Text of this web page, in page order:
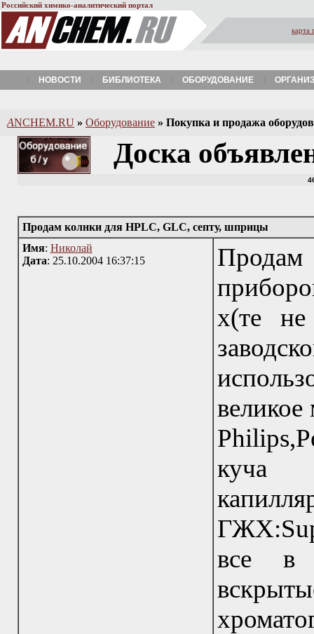
Российский химико-аналитический портал
карта
НОВОСТИ БИБЛИОТЕКА ОБОРУДОВАНИЕ
ANCHEM.RU » Оборудование » Покупка и продажа
Доска
Продам колнки для HPLC, GLC, септу, шприцы
Имя: Николай
Дата: 25.10.2004 16:37:15
х(те
куча
все в